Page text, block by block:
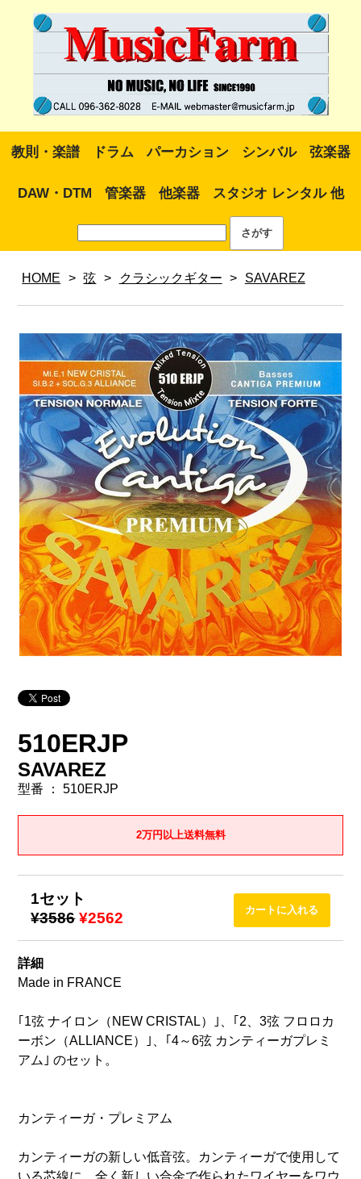
教則・楽譜 ドラム パーカション シンバル 弦楽器
DAW・DTM 管楽器 他楽器 スタジオ レンタル 他
HOME > 弦 > クラシックギター > SAVAREZ
510ERJP
SAVAREZ
型番 ： 510ERJP
2万円以上送料無料
1セット
¥3586 ¥2562
詳細
Made in FRANCE
｢1弦 ナイロン（NEW CRISTAL）｣、｢2、3弦 フロロカ
ーボン（ALLIANCE）｣、｢4～6弦 カンティーガプレミ
アム｣ のセット。
カンティーガ・プレミアム
カンティーガの新しい低音弦。カンティーガで使用して